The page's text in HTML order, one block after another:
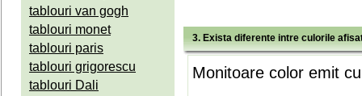
tablouri van gogh
tablouri monet
tablouri paris
tablouri grigorescu
tablouri Dali
3. Exista diferente intre culorile
Monitoare color emit